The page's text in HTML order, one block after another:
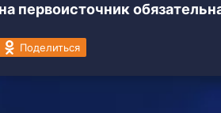
первоисточник
Поделиться